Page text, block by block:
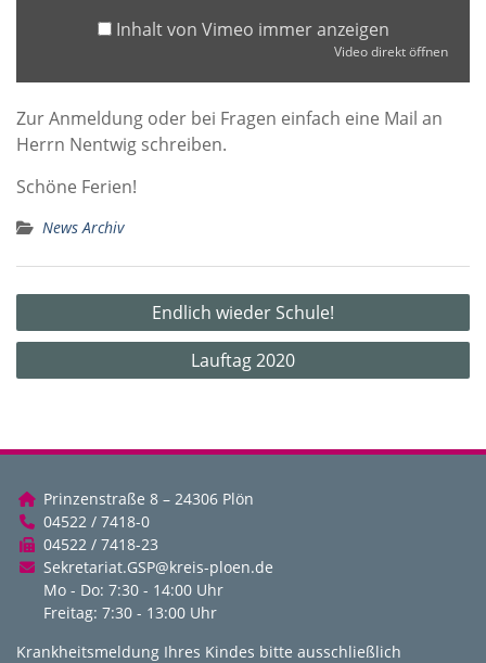
Inhalt von Vimeo immer anzeigen
Video direkt öffnen
Zur Anmeldung oder bei Fragen einfach eine Mail an
Herrn Nentwig schreiben.
Schöne Ferien!
News Archiv
Beitragsnavigation
Endlich wieder Schule!
Lauftag 2020
Prinzenstraße 8 – 24306 Plön
04522 / 7418-0
04522 / 7418-23
Sekretariat.GSP@kreis-ploen.de
Mo - Do: 7:30 - 14:00 Uhr
Freitag: 7:30 - 13:00 Uhr
Krankheitsmeldung Ihres Kindes bitte ausschließlich